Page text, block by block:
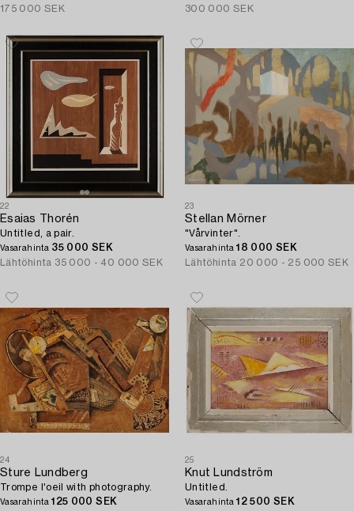
175 000 SEK
300 000 SEK
22
Esaias Thorén
Untitled, a pair.
Vasarahinta 35 000 SEK
Lähtöhinta 35 000 - 40 000 SEK
23
Stellan Mörner
"Vårvinter".
Vasarahinta18 000 SEK
Lähtöhinta 20 000 - 25 000 SEK
24
Sture Lundberg
Trompe l'oeil with photography.
Vasarahinta125 000 SEK
25
Knut Lundström
Untitled.
Vasarahinta12 500 SEK